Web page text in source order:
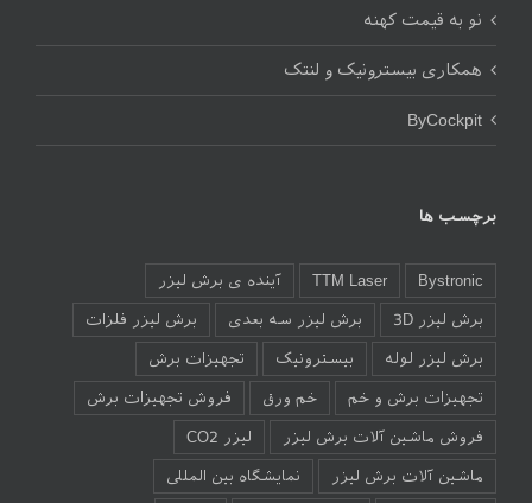
نو به قیمت کهنه
همکاری بیسترونیک و لنتک
ByCockpit
برچسب ها
Bystronic
TTM Laser آینده ی برش لیزر
برش لیزر 3D برش لیزر سه بعدی برش لیزر فلزات
برش لیزر لوله بیسترونیک تجهیزات برش
تجهیزات برش و خم خم ورق فروش تجهیزات برش
فروش ماشین آلات برش لیزر لیزر CO2
ماشین آلات برش لیزر نمایشگاه بین المللی